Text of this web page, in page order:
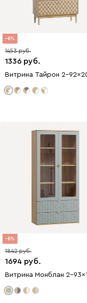
8
1336
1453
Витрина Тайрон 2-
8
1694
1842
Витрина Монблан 2-